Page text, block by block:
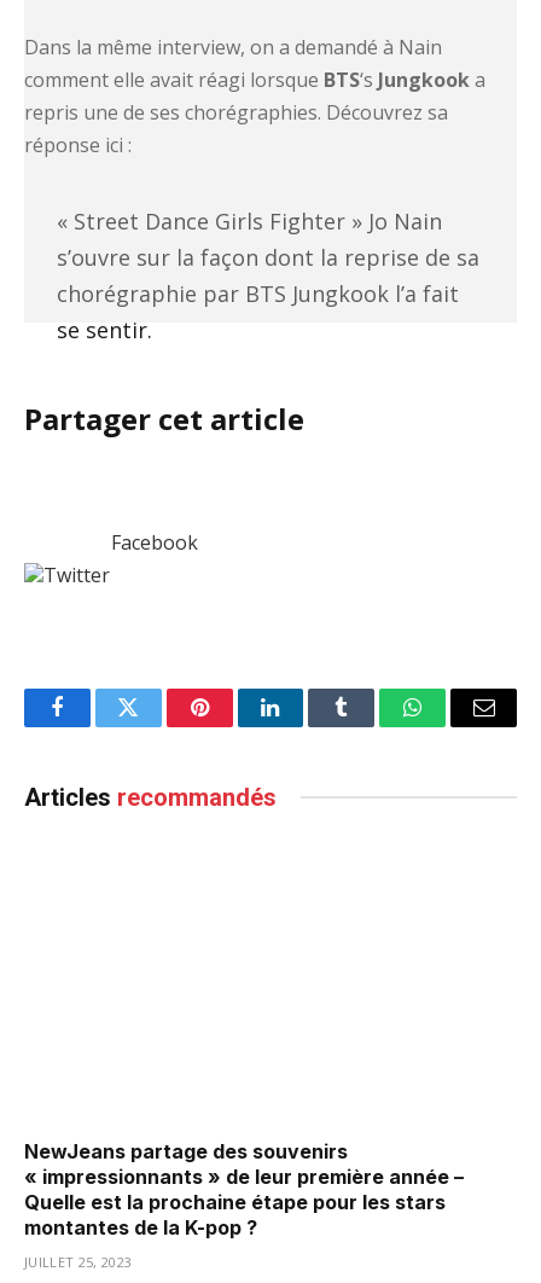
Dans la même interview, on a demandé à Nain
comment elle avait réagi lorsque BTS‘s Jungkooka
repris une de ses chorégraphies. Découvrez sa
réponse ici :
« Street Dance Girls Fighter » Jo Nain
s’ouvre sur la façon dont la reprise de sa
chorégraphie par BTS Jungkook l’a fait
se sentir.
Partager cet article
Facebook
Twitter
FacebookTwitter PinterestLinkedInTumblr WhatsAppEmail
Articles recommandés
NewJeans partage des souvenirs
« impressionnants » de leur première année –
Quelle est la prochaine étape pour les stars
montantes de la K-pop ?
JUILLET 25, 2023